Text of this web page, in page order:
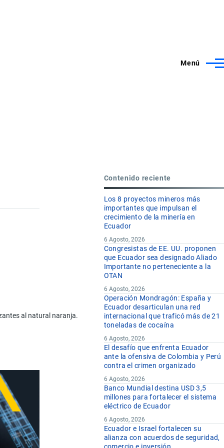
Menú
al natural naranja.
Contenido reciente
Los 8 proyectos mineros más
importantes que impulsan el
crecimiento de la minería en
Ecuador
6 Agosto, 2026
Congresistas de EE. UU. proponen
que Ecuador sea designado Aliado
Importante no perteneciente a la
OTAN
6 Agosto, 2026
Operación Mondragón: España y
Ecuador desarticulan una red
internacional que traficó más de 21
toneladas de cocaína
6 Agosto, 2026
El desafío que enfrenta Ecuador
ante la ofensiva de Colombia y Perú
contra el crimen organizado
6 Agosto, 2026
Banco Mundial destina USD 3,5
millones para fortalecer el sistema
eléctrico de Ecuador
6 Agosto, 2026
Ecuador e Israel fortalecen su
alianza con acuerdos de seguridad,